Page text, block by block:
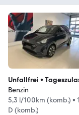
Unfallfrei •
Benzin
5,3 l/100km (komb.) •
D (komb.)